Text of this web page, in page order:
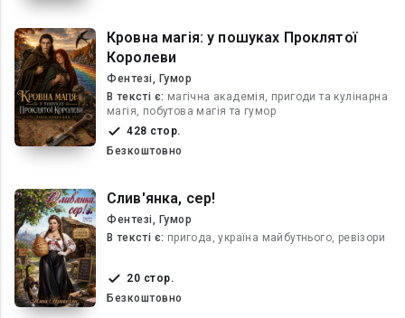
Кровна магія: у пошуках Проклятої
Королеви
Фентезі, Гумор
В текcті є: магічна академія, пригоди та кулінарна
магія, побутова магія та гумор
428 стор.
Безкоштовно
Слив'янка, сер!
Фентезі, Гумор
В текcті є: пригода, україна майбутнього, ревізори
20 стор.
Безкоштовно